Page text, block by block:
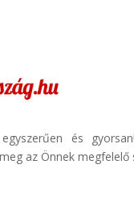
egyszerűen és
az Önnek megfelelő